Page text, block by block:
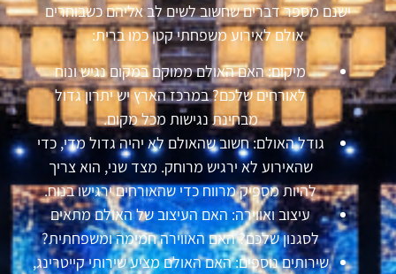
ישנם מספר דברים שחשוב לשים לב אליהם כשבוחרים
אולם לאירוע משפחתי קטן כמו ברית:
מיקום: האם האולם ממוקם במקום נגיש ונוח
לאורחים שלכם? במרכז הארץ יש יתרון גדול
מבחינת נגישות מכל מקום.
גודל האולם: חשוב שהאולם לא יהיה גדול מדי, כדי
שהאירוע לא ירגיש מרוחק. מצד שני, הוא צריך
להיות מספיק מרווח כדי שהאורחים ירגישו בנוח.
עיצוב ואווירה: האם העיצוב של האולם מתאים
לסגנון שלכם? האם האווירה חמימה ומשפחתית?
שירותים נוספים: האם האולם מציע שירותי קייטרינג,